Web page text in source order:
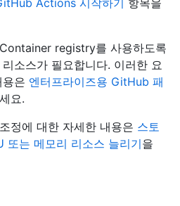
Actions 시작하기
항목을
registry를 사용하도록
소스가 필요합니다. 이러한 요
은 엔터프라이즈용 GitHub 패
요.
정에 대한 자세한 내용은 스토
또는 메모리 리소스 늘리기을